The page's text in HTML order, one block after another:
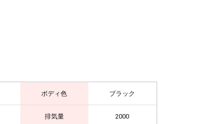
ボディ色 ブラック
排気量 2000